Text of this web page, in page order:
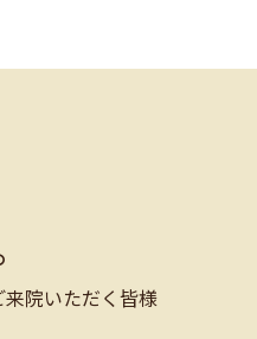
院いただく皆様